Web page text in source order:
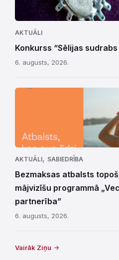
AKTUĀLI
Konkurss “Sēlijas
6. augusts, 2026.
AKTUĀLI, SABIEDRĪBA
Bezmaksas atbalsts
mājvizīšu programmā
partnerība”
6. augusts, 2026.
Vairāk Ziņu